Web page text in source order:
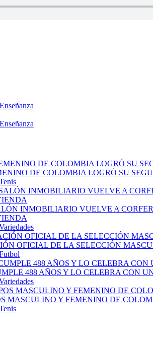
DE COLOMBIA LOGRÓ SU
INMOBILIARIO VUELVE A
OFICIAL DE LA SELECCIÓN
488 AÑOS Y LO CELEBRA CON
MASCULINO Y FEMENINO DE